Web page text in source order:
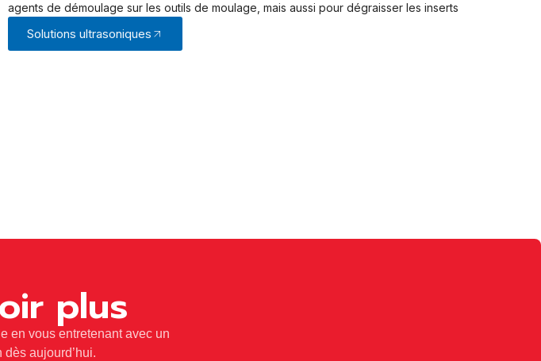
agents de démoulage sur les outils de moulage, mais aussi pour dégraisser les inserts
Solutions ultrasoniques
plus
en vous entretenant avec un
dès aujourd’hui.